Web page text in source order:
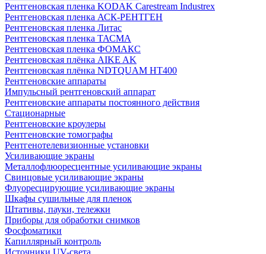
Рентгеновская пленка KODAK Carestream Industrex
Рентгеновская пленка АСК-РЕНТГЕН
Рентгеновская пленка Литас
Рентгеновская пленка ТАСМА
Рентгеновская пленка ФОМАКС
Рентгеновская плёнка AIKE AK
Рентгеновская плёнка NDTQUAM HT400
Рентгеновские аппараты
Импульсный рентгеновский аппарат
Рентгеновские аппараты постоянного действия
Стационарные
Рентгеновские кроулеры
Рентгеновские томографы
Рентгенотелевизионные установки
Усиливающие экраны
Металлофлюоресцентные усиливающие экраны
Свинцовые усиливающие экраны
Флуоресцирующие усиливающие экраны
Шкафы сушильные для пленок
Штативы, пауки, тележки
Приборы для обработки снимков
Фосфоматики
Капиллярный контроль
Источники UV-света